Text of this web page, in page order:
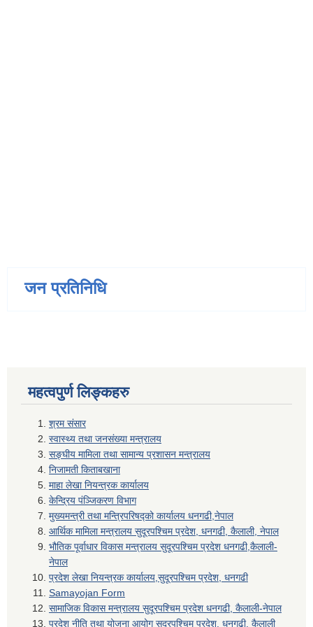
जन प्रतिनिधि
महत्वपुर्ण लिङ्कहरु
श्रम संसार
स्वास्थ्य तथा जनसंख्या मन्त्रालय
सङ्घीय मामिला तथा सामान्य प्रशासन मन्त्रालय
निजामती किताबखाना
माहा लेखा नियन्त्रक कार्यालय
केन्द्रिय पंञ्जिकरण विभाग
मुख्यमन्त्री तथा मन्त्रिपरिषद्को कार्यालय धनगढी,नेपाल
आर्थिक मामिला मन्त्रालय सुदूरपश्चिम प्रदेश, धनगढी, कैलाली, नेपाल
भौतिक पूर्वाधार विकास मन्त्रालय सुदूरपश्चिम प्रदेश धनगढी,कैलाली-
नेपाल
प्रदेश लेखा नियन्त्रक कार्यालय,सुदूरपश्चिम प्रदेश, धनगढी
Samayojan Form
सामाजिक विकास मन्त्रालय सुदूरपश्चिम प्रदेश धनगढी, कैलाली-नेपाल
प्रदेश नीति तथा योजना आयोग सुदूरपश्चिम प्रदेश, धनगढी, कैलाली